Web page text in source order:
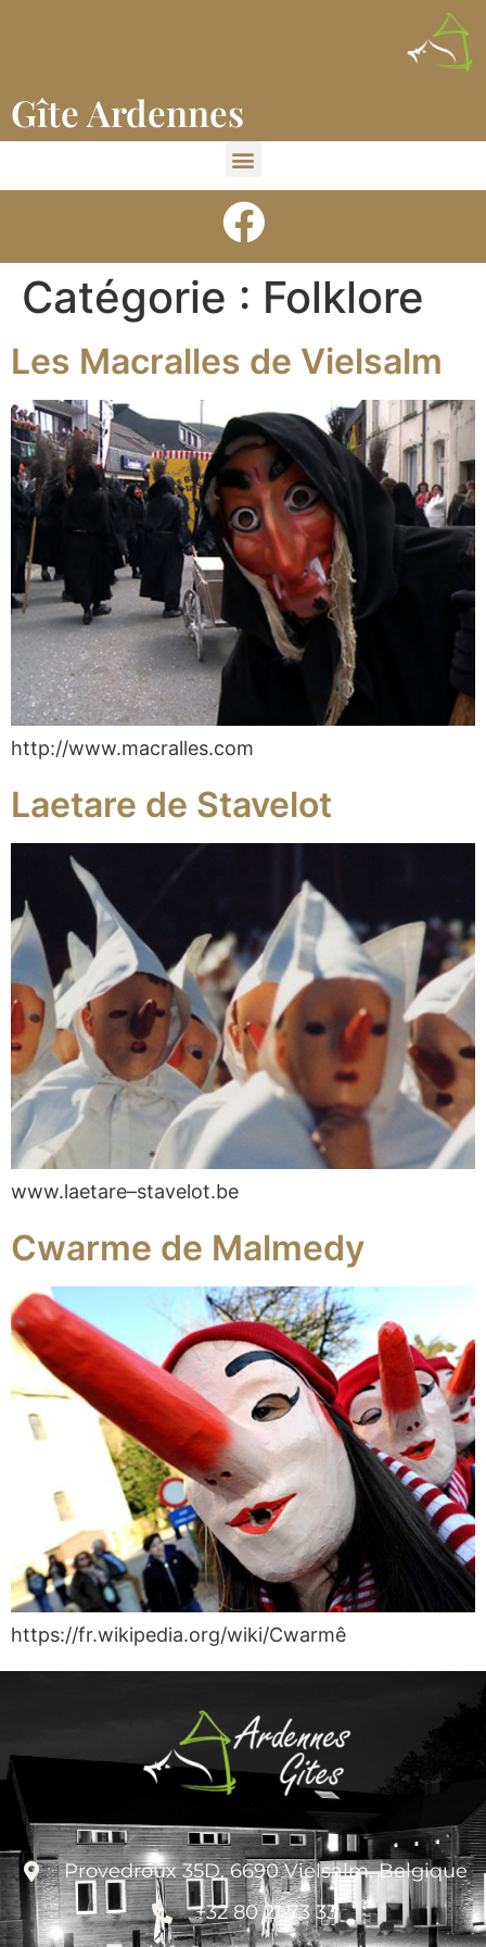
Gîte Ardennes
Catégorie : Folklore
Les Macralles de Vielsalm
http://www.macralles.com
Laetare de Stavelot
www.laetare–stavelot.be
Cwarme de Malmedy
https://fr.wikipedia.org/wiki/Cwarmê
Provedroux 35D, 6690 Vielsalm, Belgique
+32 80 21 73 33